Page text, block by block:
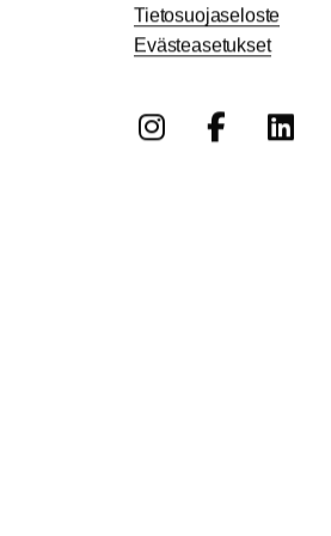
Tietosuojaseloste
Evästeasetukset